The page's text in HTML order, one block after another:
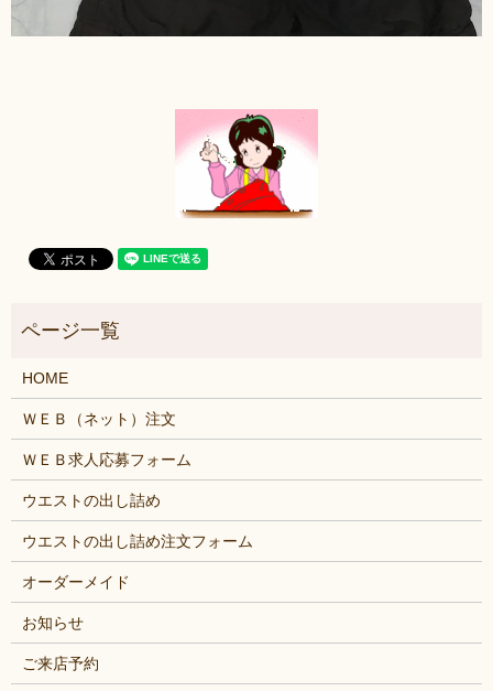
HOME
ＷＥＢ（ネット）注文
ＷＥＢ求人応募フォーム
ウエストの出し詰め
ウエストの出し詰め注文フォーム
オーダーメイド
お知らせ
ご来店予約